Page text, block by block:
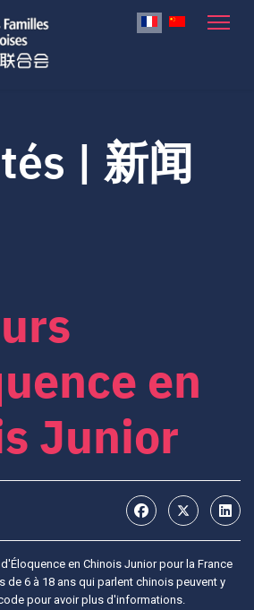
Sélectionnez votre
| 新闻
en
Junior
en Chinois Junior pour la France
de 6 à 18 ans qui parlent chinois peuvent y
pour avoir plus d'informations.